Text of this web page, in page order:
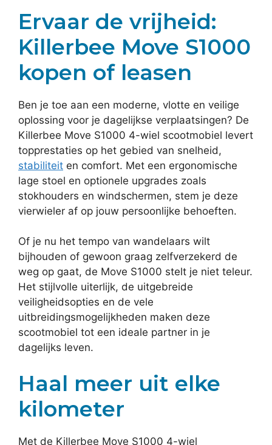
Ervaar de vrijheid:
Killerbee Move S1000
kopen of leasen
Ben je toe aan een moderne, vlotte en veilige
oplossing voor je dagelijkse verplaatsingen? De
Killerbee Move S1000 4-wiel scootmobiel levert
topprestaties op het gebied van snelheid,
stabiliteit en comfort. Met een ergonomische
lage stoel en optionele upgrades zoals
stokhouders en windschermen, stem je deze
vierwieler af op jouw persoonlijke behoeften.
Of je nu het tempo van wandelaars wilt
bijhouden of gewoon graag zelfverzekerd de
weg op gaat, de Move S1000 stelt je niet teleur.
Het stijlvolle uiterlijk, de uitgebreide
veiligheidsopties en de vele
uitbreidingsmogelijkheden maken deze
scootmobiel tot een ideale partner in je
dagelijks leven.
Haal meer uit elke
kilometer
Met de Killerbee Move S1000 4-wiel